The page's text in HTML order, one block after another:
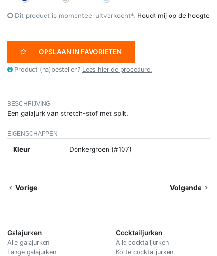
Dit product is momenteel uitverkocht*. Houdt mij op de hoogte
OPSLAAN IN FAVORIETEN
Product (na)bestellen? Lees hier de procedure.
BESCHRIJVING
Een galajurk van stretch-stof met split.
EIGENSCHAPPEN
Kleur Donkergroen (#107)
Vorige Volgende
Galajurken
Alle galajurken
Lange galajurken
Cocktailjurken
Alle cocktailjurken
Korte cocktailjurken